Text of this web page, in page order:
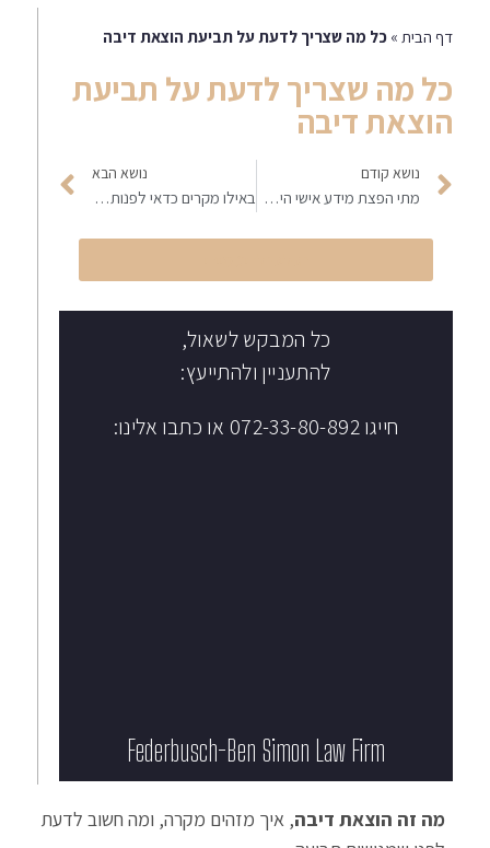
דף הבית» כל מה שצריך לדעת על תביעת הוצאת דיבה
כל מה שצריך לדעת על תביעת
הוצאת דיבה
נושא קודם
מתי הפצת מידע אישי היא פגיעה בפרטיות?
נושא הבא
באילו מקרים כדאי לפנות לעורך דין לשון הרע?
כל המבקש לשאול,
להתעניין ולהתייעץ:
חייגו 072-33-80-892 או כתבו אלינו:
Federbusch-Ben Simon Law Firm​
מה זה הוצאת דיבה, איך מזהים מקרה, ומה חשוב לדעת